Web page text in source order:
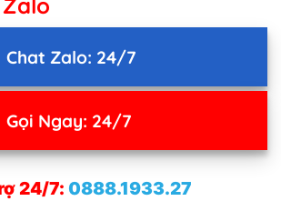
Zalo
Chat Zalo: 24/7
Gọi Ngay: 24/7
24/7: 0888.1933.27